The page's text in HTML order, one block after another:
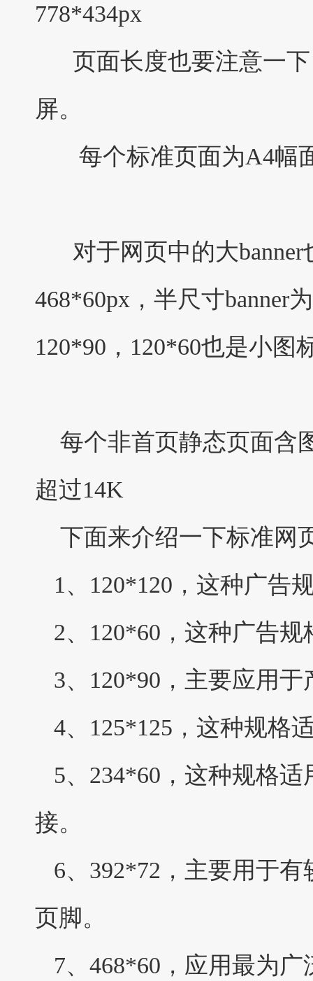
778*434px
页面长度也要注意一下
屏。
每个标准页面为A4幅
对于网页中的大banner
468*60px，半尺寸banner
120*90，120*60也是小图
每个非首页静态页面含
超过14K
下面来介绍一下标准网
1、120*120，这种广告
2、120*60，这种广告规
3、120*90，主要应用于
4、125*125，这种规格
5、234*60，这种规格
接。
6、392*72，主要用于
页脚。
7、468*60，应用最为